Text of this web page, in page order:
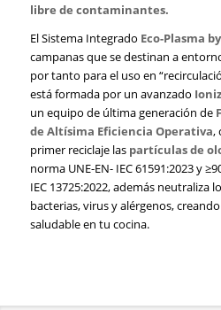
libre de contaminantes.
El Sistema Integrado Eco-Plasma
campanas que se destinan a
por tanto para el uso en
está formada por un avanzado
un equipo de última generación de
de Altísima Eficiencia Operativa,
primer reciclaje las partículas de
norma UNE-EN- IEC 61591:2023 y
IEC 13725:2022, además neutraliza
bacterias, virus y alérgenos,
saludable en tu cocina.